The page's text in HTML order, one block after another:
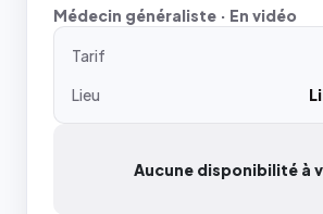
Médecin généraliste · En vidéo
Tarif
Lieu
Aucune disponibilité à